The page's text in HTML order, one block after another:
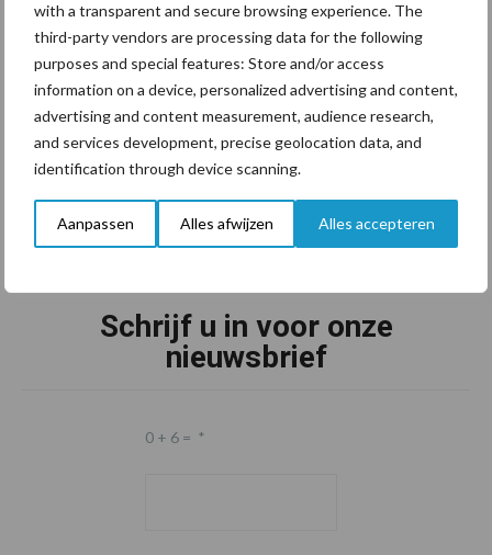
with a transparent and secure browsing experience. The
third-party vendors are processing data for the following
purposes and special features: Store and/or access
information on a device, personalized advertising and content,
advertising and content measurement, audience research,
and services development, precise geolocation data, and
identification through device scanning.
Aanpassen Alles afwijzen Alles accepteren
Footer Onze brandpartners
Schrijf u in voor onze
nieuwsbrief
0 + 6 = *